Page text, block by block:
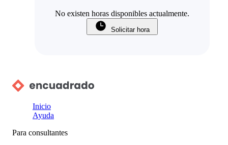
No existen horas disponibles actualmente.
Solicitar hora
Inicio
Ayuda
Para consultantes